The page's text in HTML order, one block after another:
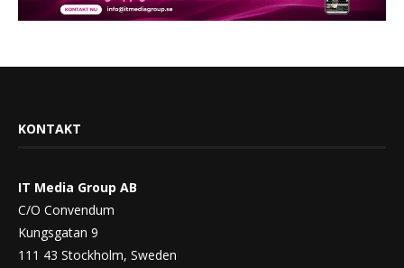
KONTAKT
IT Media Group AB
C/O Convendum
Kungsgatan 9
111 43 Stockholm, Sweden